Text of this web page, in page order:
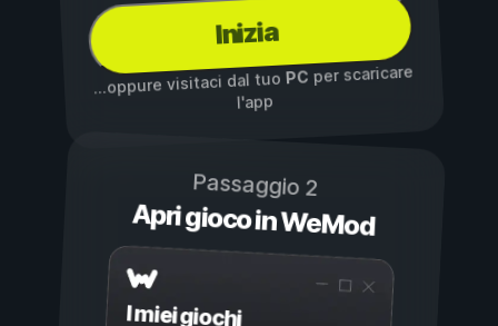
Inizia
...oppure visitaci dal tuoPC per scaricare
l'app
Passaggio 2
Apri gioco in WeMod
I miei giochi